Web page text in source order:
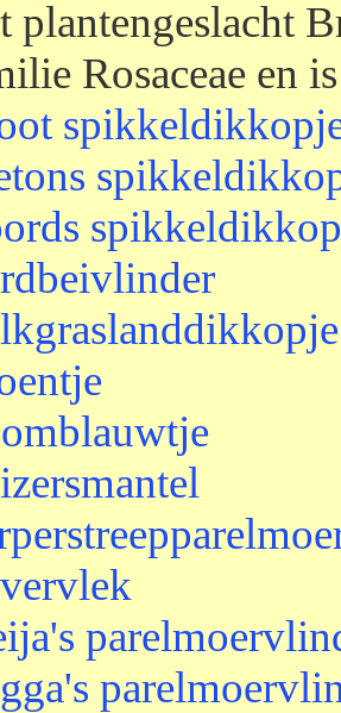
plantengeslacht
Rosaceae en